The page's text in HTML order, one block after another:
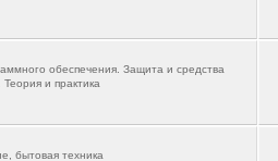
обеспечения. Защита и средства
и практика
бытовая техника